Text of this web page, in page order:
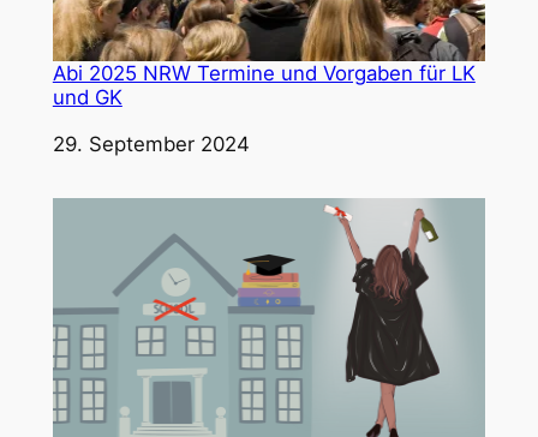
Abi 2025 NRW Termine und Vorgaben für LK
und GK
Datum
29. September 2024